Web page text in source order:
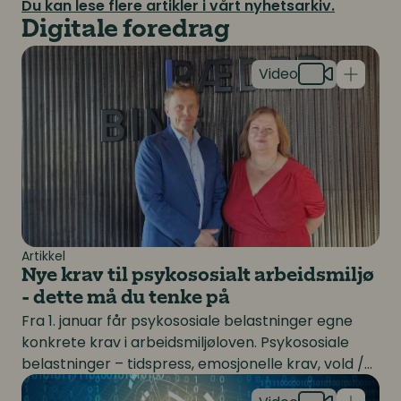
jobbe med HR.
Du kan lese flere artikler i vårt nyhetsarkiv.
Digitale foredrag
Artikkel
Nye krav til psykososialt arbeidsmiljø
- dette må du tenke på
Fra 1. januar får psykososiale belastninger egne
konkrete krav i arbeidsmiljøloven. Psykososiale
belastninger – tidspress, emosjonelle krav, vold /
trusler og uklare forventninger – får samme
Nye krav til psykososialt arbeidsmiljø - dette må du
HRs avgjørende rolle i møte med digitale